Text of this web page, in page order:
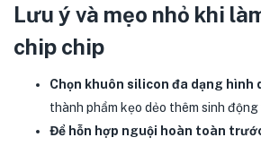
Lưu ý và mẹo nhỏ khi
chip chip
Chọn khuôn silicon đa dạng hình
thành phẩm kẹo dẻo thêm sinh
Để hỗn hợp nguội hoàn toàn